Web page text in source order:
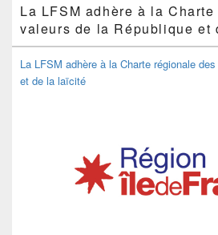
La LFSM adhère à la
valeurs de la République et
La LFSM adhère à la Charte régionale
et de la laïcité